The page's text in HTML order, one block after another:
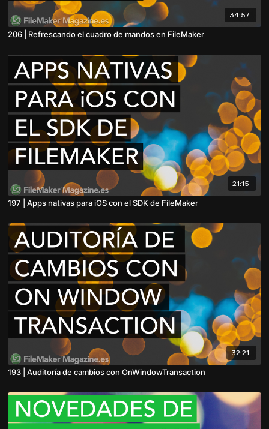
34:57
206 | Refrescando el cuadro de mandos en FileMaker
21:15
197 | Apps nativas para iOS con el SDK de FileMaker
32:21
193 | Auditoría de cambios con OnWindowTransaction